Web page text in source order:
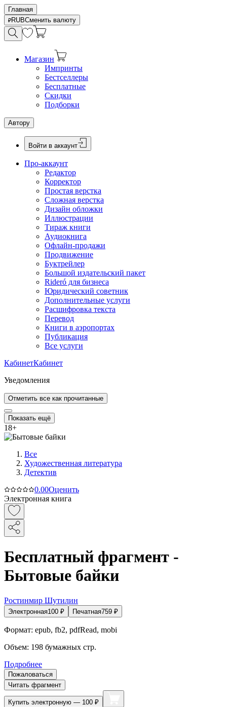
Главная
RUBСменить валюту
Магазин
Импринты
Бестселлеры
Бесплатные
Скидки
Подборки
Автору
Войти в аккаунт
Про-аккаунт
Редактор
Корректор
Простая верстка
Сложная верстка
Дизайн обложки
Иллюстрации
Тираж книги
Аудиокнига
Офлайн-продажи
Продвижение
Буктрейлер
Большой издательский пакет
Rideró для бизнеса
Юридический советник
Дополнительные услуги
Расшифровка текста
Перевод
Книги в аэропортах
Публикация
Все услуги
КабинетКабинет
Уведомления
Отметить все как прочитанные
Показать ещё
18+
Все
Художественная литература
Детектив
0.00Оценить
Электронная книга
Бесплатный фрагмент -
Бытовые байки
Ростинмир Шутилин
Электронная100 ₽ Печатная759 ₽
Формат: epub, fb2, pdfRead, mobi
Объем: 198 бумажных стр.
Подробнее
Пожаловаться
Читать фрагмент
Купить электронную — 100 ₽